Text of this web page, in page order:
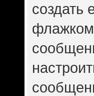
создать
флажком